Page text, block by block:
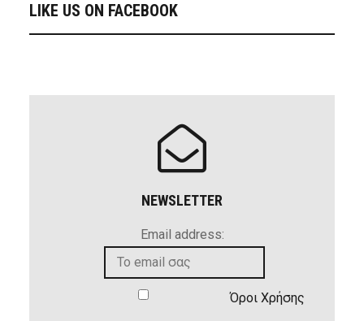
LIKE US ON FACEBOOK
NEWSLETTER
Email address:
Όροι Χρήσης